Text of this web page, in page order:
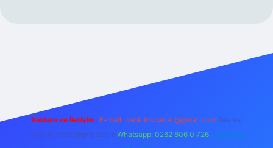
Reklam ve İletişim: E-mail: backlinkpaneli@gmail.com Teams:
forumhizmeti@gmail.com Whatsapp: 0262 606 0 726 Telegram: